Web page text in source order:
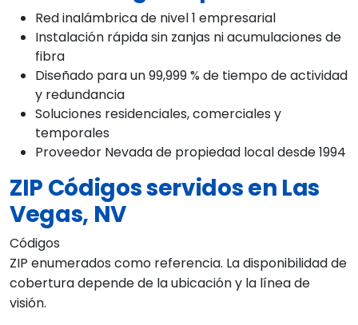
Red inalámbrica de nivel 1 empresarial
Instalación rápida sin zanjas ni acumulaciones de
fibra
Diseñado para un 99,999 % de tiempo de actividad
y redundancia
Soluciones residenciales, comerciales y
temporales
Proveedor Nevada de propiedad local desde 1994
ZIP Códigos servidos en Las
Vegas, NV
Códigos
ZIP enumerados como referencia. La disponibilidad de
cobertura depende de la ubicación y la línea de
visión.